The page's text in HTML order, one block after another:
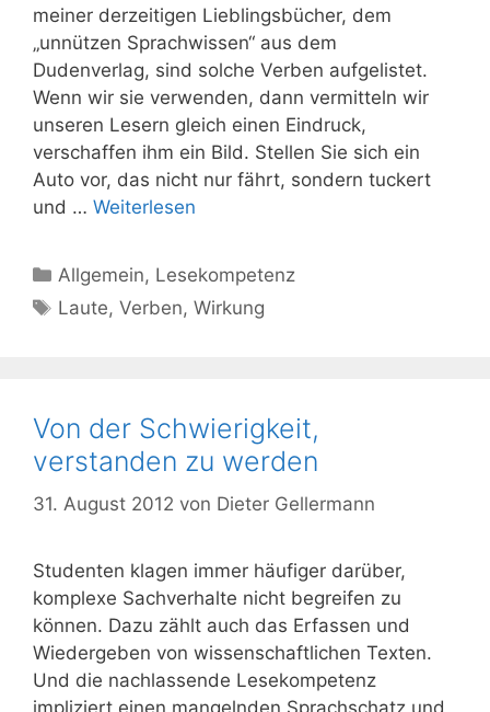
meiner derzeitigen Lieblingsbücher, dem
„unnützen Sprachwissen“ aus dem
Dudenverlag, sind solche Verben aufgelistet.
Wenn wir sie verwenden, dann vermitteln wir
unseren Lesern gleich einen Eindruck,
verschaffen ihm ein Bild. Stellen Sie sich ein
Auto vor, das nicht nur fährt, sondern tuckert
und … Weiterlesen
Kategorien
Allgemein, Lesekompetenz
Schlagwörter
Laute,Verben,Wirkung
Von der Schwierigkeit,
verstanden zu werden
31. August 2012 von Dieter Gellermann
Studenten klagen immer häufiger darüber,
komplexe Sachverhalte nicht begreifen zu
können. Dazu zählt auch das Erfassen und
Wiedergeben von wissenschaftlichen Texten.
Und die nachlassende Lesekompetenz
impliziert einen mangelnden Sprachschatz und